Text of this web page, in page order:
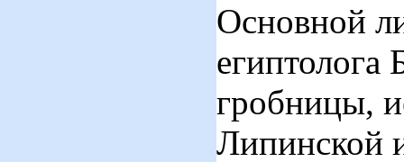
Основной
гробницы,
Липинской